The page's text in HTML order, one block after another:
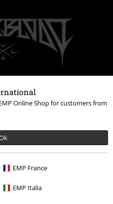
Online Shop for customers from
EMP France
EMP Italia